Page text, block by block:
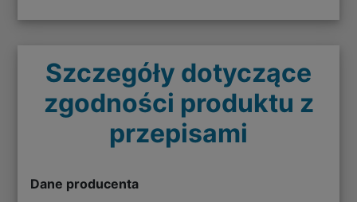
Szczegóły dotyczące
zgodności produktu z
przepisami
Dane producenta